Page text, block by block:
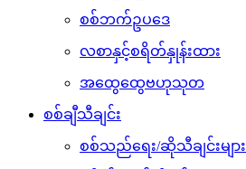
စစ်ဘက်ဥပဒေ
လစာနှင့်စရိတ်နှုန်းထား
အထွေထွေဗဟုသုတ
စစ်ချီသီချင်း
စစ်သည်ရေး/ဆိုသီချင်းများ